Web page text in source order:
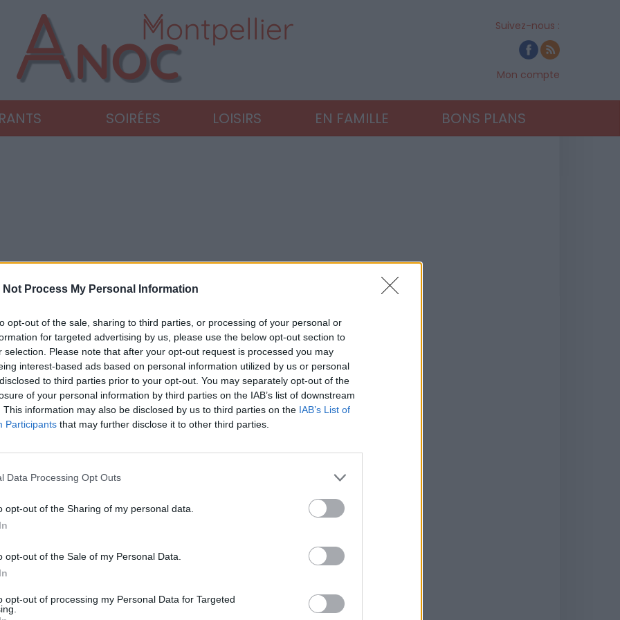
Not Process My Personal Information
opt-out of the sale, sharing to third parties, or processing of your personal or
for targeted advertising by us, please use the below opt-out section to
selection. Please note that after your opt-out request is processed you may
interest-based ads based on personal information utilized by us or personal
to third parties prior to your opt-out. You may separately opt-out of the
of your personal information by third parties on the IAB’s list of downstream
This information may also be disclosed by us to third parties on the IAB’s List of
Participants that may further disclose it to other third parties.
Data Processing Opt Outs
opt-out of the Sharing of my personal data.
opt-out of the Sale of my Personal Data.
opt-out of processing my Personal Data for Targeted
Suivez-nous :
Mon compte
SOIRÉES LOISIRS EN FAMILLE BONS PLANS
de tambourin vous donnent rendez-vous du 1 au 3 août
des Masters Tambourin à Cournonterral.
d'activités sportives pour tous les âges : Tambourin, Tennis,
Karaté, GRS, Musculation, Volley Ball, boxe… Lors de la
!
de Cournonterral, les Estivales de Cournonterral ont lieu 4
estivale et en septembre. Quatre soirées dédiées au terroir, au
Caranaval à Cournonterral